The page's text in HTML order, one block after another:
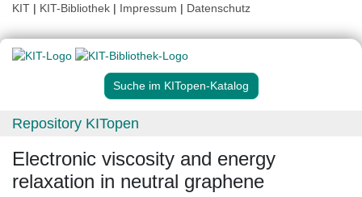
KIT | KIT-Bibliothek | Impressum | Datenschutz
Suche im KITopen-Katalog
Repository KITopen
Electronic viscosity and energy
relaxation in neutral graphene